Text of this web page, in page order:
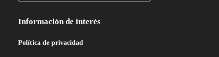
Información de interés
Política de privacidad